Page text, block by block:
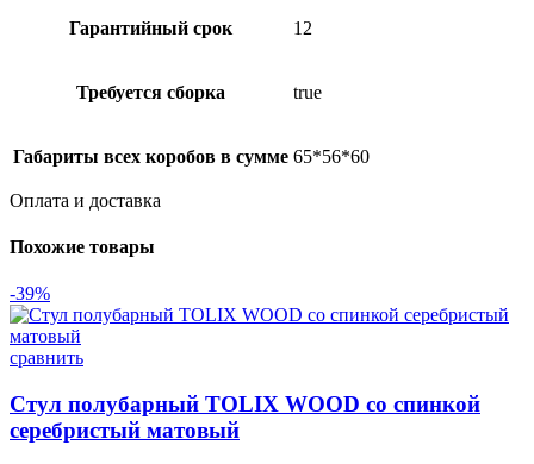
Гарантийный срок 12
Требуется сборка true
Габариты всех коробов в сумме 65*56*60
Оплата и доставка
Похожие товары
-39%
сравнить
Стул полубарный TOLIX WOOD со спинкой
серебристый матовый